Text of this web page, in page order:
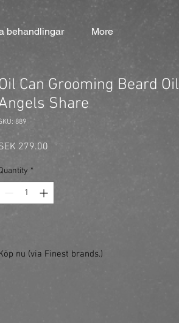
behandlingar More
Can Grooming Beard Oil
Share
889
279.00 Price
*
nu (via Finest brands.)